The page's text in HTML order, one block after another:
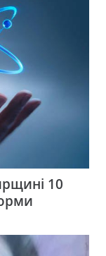
10